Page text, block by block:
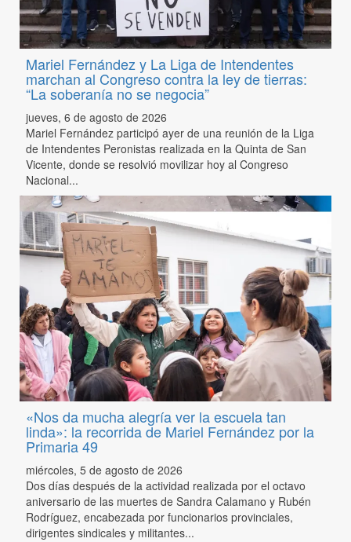
Mariel Fernández y La Liga de Intendentes
marchan al Congreso contra la ley de tierras:
“La soberanía no se negocia”
jueves, 6 de agosto de 2026
Mariel Fernández participó ayer de una reunión de la Liga
de Intendentes Peronistas realizada en la Quinta de San
Vicente, donde se resolvió movilizar hoy al Congreso
Nacional...
«Nos da mucha alegría ver la escuela tan
linda»: la recorrida de Mariel Fernández por la
Primaria 49
miércoles, 5 de agosto de 2026
Dos días después de la actividad realizada por el octavo
aniversario de las muertes de Sandra Calamano y Rubén
Rodríguez, encabezada por funcionarios provinciales,
dirigentes sindicales y militantes...